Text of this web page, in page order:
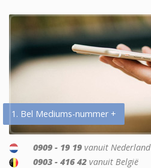
1. Bel Mediums-nummer +
0909 - 19 19 vanuit Nederland
0903 - 416 42 vanuit België